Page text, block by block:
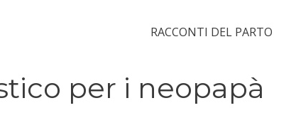
RACCONTI DEL PARTO
per i neopapà